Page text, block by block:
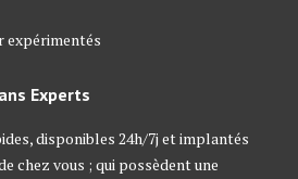
expérimentés
Experts
disponibles 24h/7j et implantés
chez vous ; qui possèdent une